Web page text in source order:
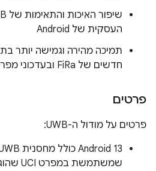
העסקית של Android
תמיכה מהירה וגמישה יותר
חדשים של FiRa ובעדכוני מפרטים
פרטים
פרטים על מודול ה-UWB: